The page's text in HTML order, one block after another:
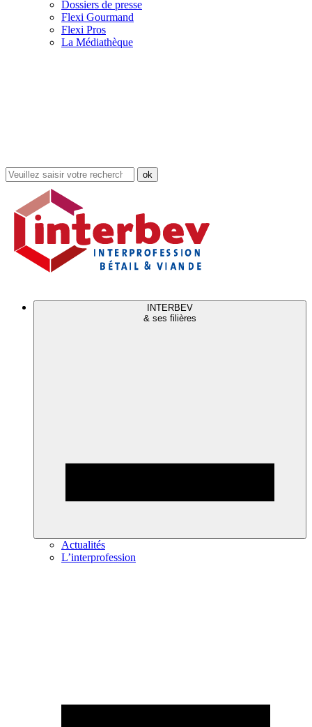
Dossiers de presse
Flexi Gourmand
Flexi Pros
La Médiathèque
Rechercher
dans
site
INTERBEV
& ses filières
Actualités
L’interprofession